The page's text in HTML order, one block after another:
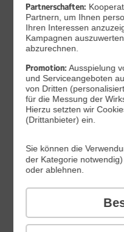
Xiaomi
Partnerschaften:
Partnern, um Ihnen
Ihren Interessen
Kampagnen
abzurechnen.
Promotion:Ausspielung
und Serviceangeboten
von Dritten
für die Messung der
Hierzu setzten wir
(Drittanbieter) ein.
Sie können die
der Kategorie notwendig)
oder ablehnen.